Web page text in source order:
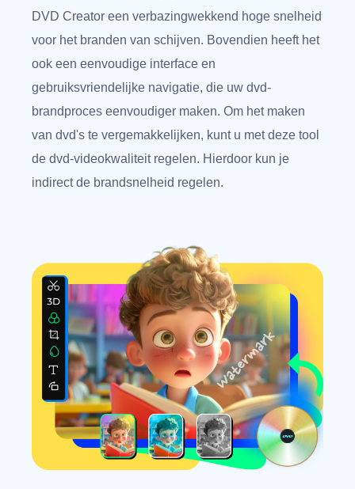
DVD Creator een verbazingwekkend hoge snelheid
voor het branden van schijven. Bovendien heeft het
ook een eenvoudige interface en
gebruiksvriendelijke navigatie, die uw dvd-
brandproces eenvoudiger maken. Om het maken
van dvd's te vergemakkelijken, kunt u met deze tool
de dvd-videokwaliteit regelen. Hierdoor kun je
indirect de brandsnelheid regelen.